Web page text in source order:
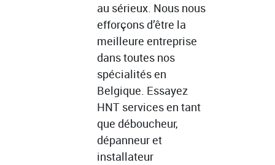
au sérieux. Nous nous
efforçons d’être la
meilleure entreprise
dans toutes nos
spécialités en
Belgique. Essayez
HNT services en tant
que déboucheur,
dépanneur et
installateur